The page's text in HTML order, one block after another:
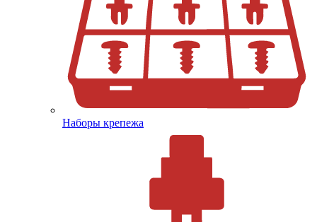
Наборы крепежа